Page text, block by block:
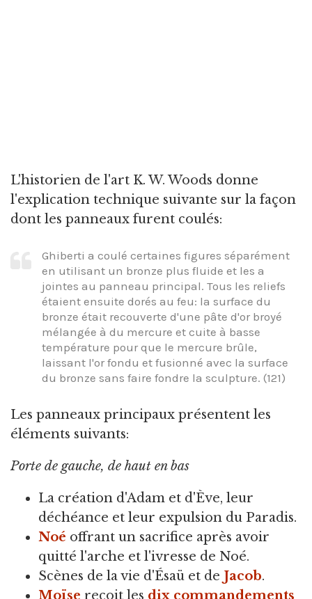
L'historien de l'art K. W. Woods donne
l'explication technique suivante sur la façon
dont les panneaux furent coulés:
Ghiberti a coulé certaines figures séparément
en utilisant un bronze plus fluide et les a
jointes au panneau principal. Tous les reliefs
étaient ensuite dorés au feu: la surface du
bronze était recouverte d'une pâte d'or broyé
mélangée à du mercure et cuite à basse
température pour que le mercure brûle,
laissant l'or fondu et fusionné avec la surface
du bronze sans faire fondre la sculpture. (121)
Les panneaux principaux présentent les
éléments suivants:
Porte de gauche, de haut en bas
La création d'Adam et d'Ève, leur
déchéance et leur expulsion du Paradis.
Noé offrant un sacrifice après avoir
quitté l'arche et l'ivresse de Noé.
Scènes de la vie d'Ésaü et de Jacob.
Moïse reçoit les dix commandements